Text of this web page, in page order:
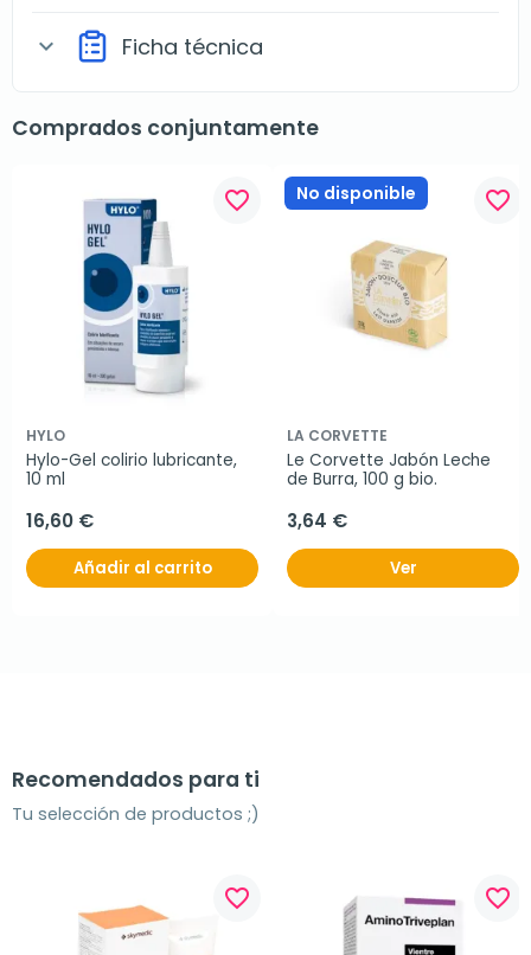
expand_more Ficha técnica
Comprados conjuntamente
favorite_border
HYLO
Hylo-Gel colirio lubricante,
10 ml
16,60 €
Añadir al carrito
No disponible favorite_border
LA CORVETTE
Le Corvette Jabón Leche
de Burra, 100 g bio.
3,64 €
Ver
Recomendados para ti
Tu selección de productos ;)
favorite_border favorite_border